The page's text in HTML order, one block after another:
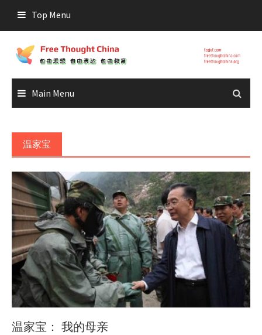
content
Top Menu
Main Menu
温家宝
温家宝： 我的母亲